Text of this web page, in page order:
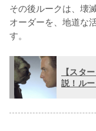
その後ルークは、壊
オーダーを、地道な
す。
【スタ
説！ル